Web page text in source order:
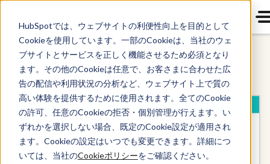
HubSpotでは、ウェブサイトの利便性向上を目的として
Cookieを使用しています。一部のCookieは、当社のウェ
ブサイトとサービスを正しく機能させるため必須となり
ます。その他のCookieは任意で、お客さまに合わせた広
告の配信や利用状況の分析など、ウェブサイト上で質の
高い体験を提供するために使用されます。全てのCookie
の許可、任意のCookieの拒否・個別管理が行えます。い
ずれかを選択しない場合、既定のCookie設定が適用され
ます。Cookieの設定はいつでも変更できます。詳細につ
いては、当社のCookieポリシーをご確認ください。
Sales Hub